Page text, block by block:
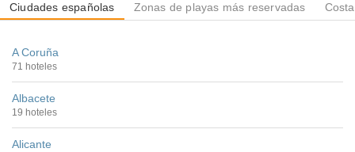
Ciudades españolas Zonas de playas más reservadas
A Coruña
71 hoteles
Albacete
19 hoteles
Alicante